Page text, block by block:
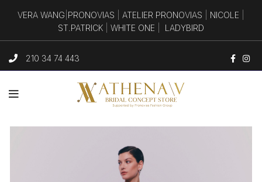
210 34 74 443
VERA WANG PRONOVIAS ATELIER PRONOVIAS NICOLE
ST.PATRICK
WHITE ONE LADYBIRD